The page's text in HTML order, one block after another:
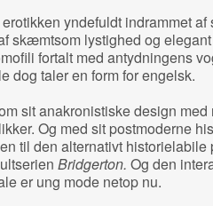
yndefuldt indrammet af
skæmtsom lystighed og
fortalt med antydningens
dog taler en form for engelsk.
sit anakronistiske design
Og med sit postmoderne
til den alternativt historielabile
Bridgerton. Og den
er ung mode netop nu.